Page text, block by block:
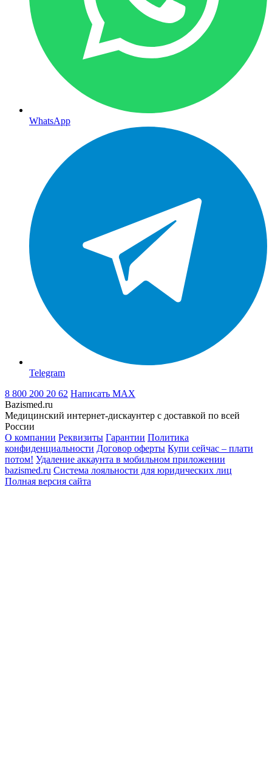
WhatsApp
Telegram
8 800 200 20 62 Написать MAX
Bazismed.ru
Медицинский интернет-дискаунтер с доставкой по всей
России
О компании Реквизиты Гарантии Политика
конфиденциальности Договор оферты Купи сейчас – плати
потом! Удаление аккаунта в мобильном приложении
bazismed.ru Система лояльности для юридических лиц
Полная версия сайта